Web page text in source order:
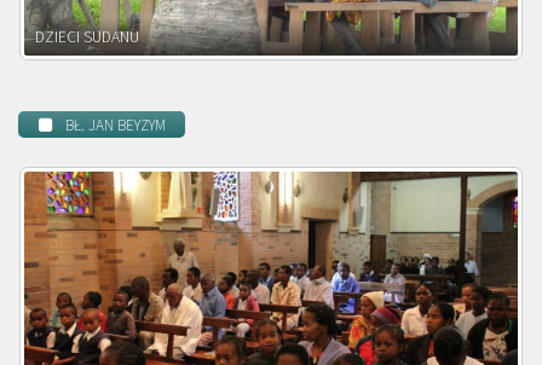
DZIECI ZAMBII
BŁ. JAN BEYZYM